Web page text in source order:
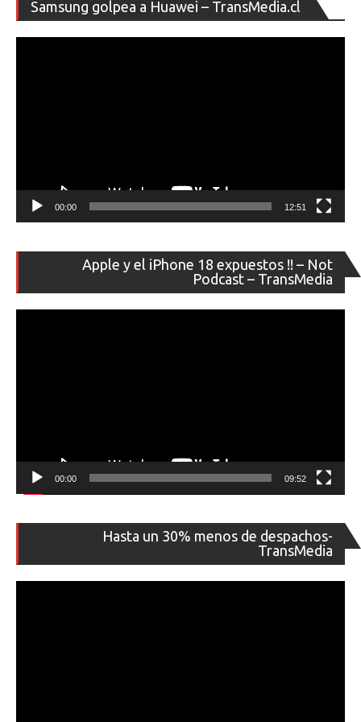
Samsung golpea a Huawei – TransMedia.cl
de
00:00 12:51
Apple y el iPhone 18 expuestos !! – Not
Podcast – TransMedia
de
00:00 09:52
Hasta un 30% menos de despachos-
TransMedia
de